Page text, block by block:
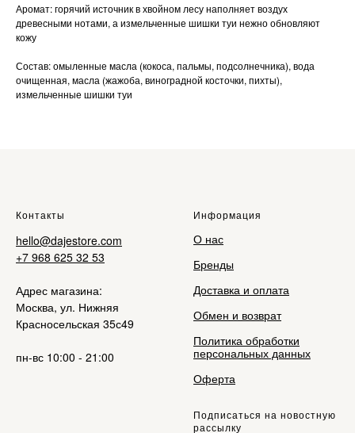
Аромат: горячий источник в хвойном лесу наполняет воздух
древесными нотами, а измельченные шишки туи нежно обновляют
кожу
Состав: омыленные масла (кокоса, пальмы, подсолнечника), вода
очищенная, масла (жажоба, виноградной косточки, пихты),
измельченные шишки туи
Контакты
hello@dajestore.com
+7 968 625 32 53
Адрес магазина:
Москва, ул. Нижняя
Красносельская 35с49
пн-вс 10:00 - 21:00
Информация
О нас
Бренды
Доставка и оплата
Обмен и возврат
Политика обработки
персональных данных
Оферта
Подписаться на новостную
рассылку